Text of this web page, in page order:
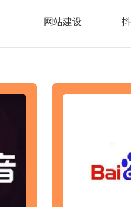
网站建设